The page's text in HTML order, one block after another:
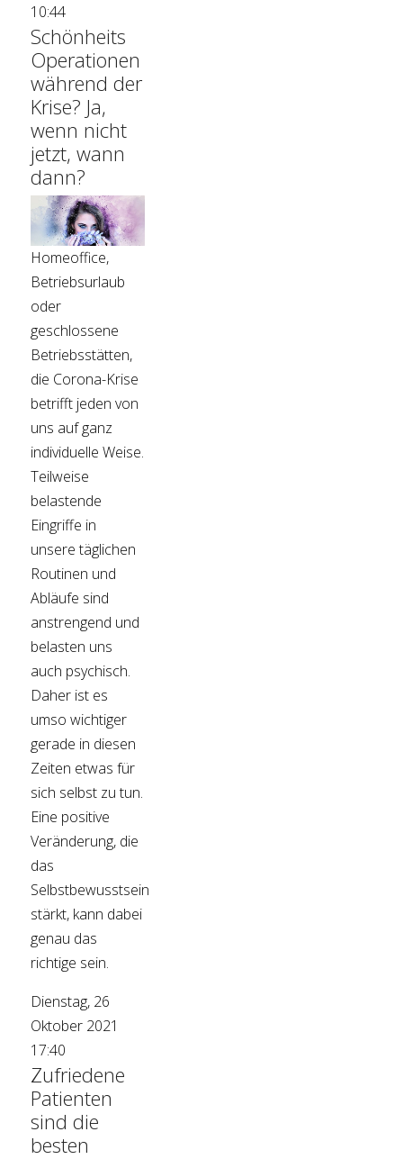
10:44
Schönheits
Operationen
während der
Krise? Ja,
wenn nicht
jetzt, wann
dann?
Homeoffice,
Betriebsurlaub
oder
geschlossene
Betriebsstätten,
die Corona-Krise
betrifft jeden von
uns auf ganz
individuelle Weise.
Teilweise
belastende
Eingriffe in
unsere täglichen
Routinen und
Abläufe sind
anstrengend und
belasten uns
auch psychisch.
Daher ist es
umso wichtiger
gerade in diesen
Zeiten etwas für
sich selbst zu tun.
Eine positive
Veränderung, die
das
Selbstbewusstsein
stärkt, kann dabei
genau das
richtige sein.
Dienstag, 26
Oktober 2021
17:40
Zufriedene
Patienten
sind die
besten